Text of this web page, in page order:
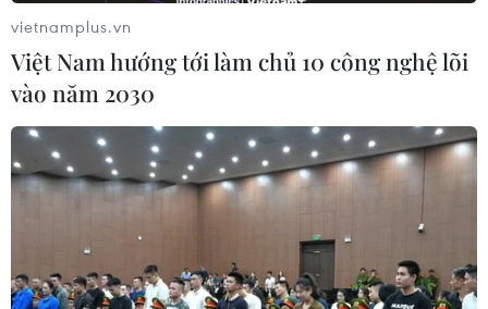
vietnamplus.vn
Việt Nam hướng tới làm chủ 10 công nghệ lõi
vào năm 2030